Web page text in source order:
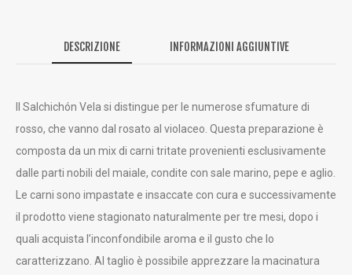
DESCRIZIONE INFORMAZIONI AGGIUNTIVE
Il Salchichón Vela si distingue per le numerose sfumature di
rosso, che vanno dal rosato al violaceo. Questa preparazione è
composta da un mix di carni tritate provenienti esclusivamente
dalle parti nobili del maiale, condite con sale marino, pepe e aglio.
Le carni sono impastate e insaccate con cura e successivamente
il prodotto viene stagionato naturalmente per tre mesi, dopo i
quali acquista l’inconfondibile aroma e il gusto che lo
caratterizzano. Al taglio è possibile apprezzare la macinatura